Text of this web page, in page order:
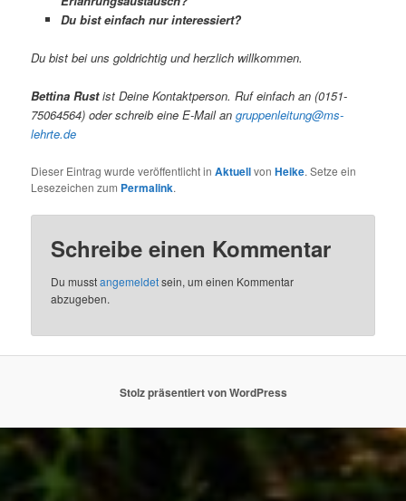
Du bist einfach nur interessiert?
Du bist bei uns goldrichtig und herzlich willkommen.
Bettina Rustist Deine Kontaktperson.Ruf einfach an (0151-
75064564) oder schreib eine E-Mail angruppenleitung@ms-
lehrte.de
Dieser Eintrag wurde veröffentlicht inAktuellvonHeike. Setze ein
Lesezeichen zum Permalink.
Schreibe einen Kommentar
Du musstangemeldetsein, um einen Kommentar
abzugeben.
Stolz präsentiert von WordPress